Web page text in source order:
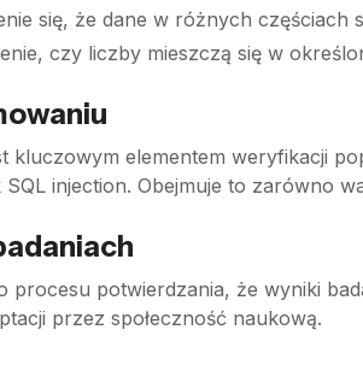
się, że dane w różnych częściach
czy liczby mieszczą się w
kluczowym elementem weryfikacji
injection. Obejmuje to zarówno
procesu potwierdzania, że wyniki
przez społeczność naukową.